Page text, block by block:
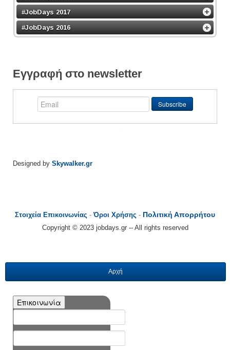
#JobDays 2017
#JobDays 2016
Εγγραφή στο newsletter
Designed by Skywalker.gr
Στοιχεία Επικοινωνίας -Όροι Χρήσης - Πολιτική Απορρήτου
Copyright © 2023 jobdays.gr -- All rights reserved
Αρχή